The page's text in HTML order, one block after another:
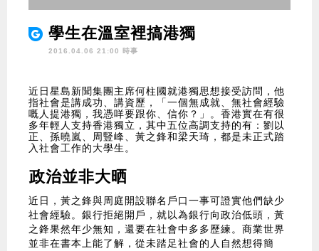
學生在溫室裡搞港獨
2016.04.06 21:00 時事
近日星島新聞集團主席何柱國就港獨思想接受訪問，他
指社會是講成功、講資歷，「一個無成就、無社會經驗
嘅人提港獨，我憑咩要跟你、信你？」。香港實在有很
多年輕人支持香港獨立，其中五位高調支持的有：劉以
正、孫曉嵐、周豎峰、黃之鋒和梁天琦，都是未正式踏
入社會工作的大學生。
政治並非大晒
近日，黃之鋒與周庭開設聯名戶口一事可證實他們缺少
社會經驗。銀行拒絕開戶，就以為銀行向政治低頭，黃
之鋒果然年少無知，還要在社會中多多歷練。商業世界
並非在書本上能了解，從未踏足社會的人自然想得簡